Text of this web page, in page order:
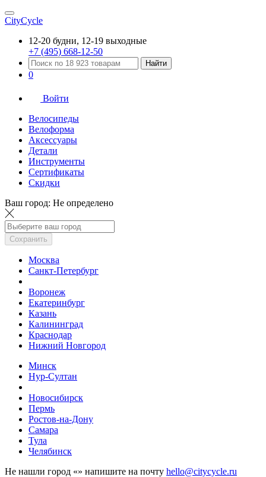
CityCycle
12-20 будни, 12-19 выходные
+7 (495) 668-12-50
Найти
0
Войти
Велосипеды
Велоформа
Аксессуары
Детали
Инструменты
Сертификаты
Скидки
Ваш город: Не определено
Сохранить
Москва
Санкт-Петербург
Воронеж
Екатеринбург
Казань
Калининград
Краснодар
Нижний Новгород
Минск
Нур-Султан
Новосибирск
Пермь
Ростов-на-Дону
Самара
Тула
Челябинск
Не нашли город «» напишите на почту hello@citycycle.ru